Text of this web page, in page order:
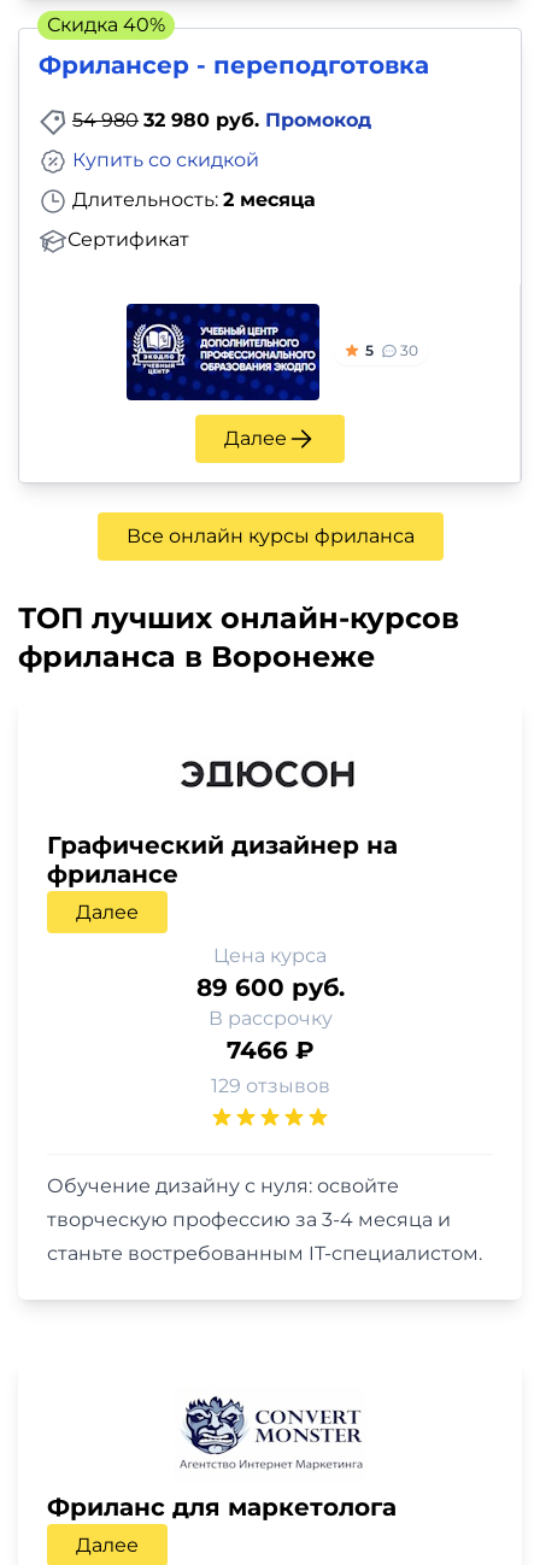
Фрилансер - переподготовка
54 980 32 980 руб. Промокод
Длительность: 2 месяца
Сертификат
Купить со скидкой
5 30
Далее
Скидка 40%
Все онлайн курсы фриланса
ТОП лучших онлайн-курсов
фриланса в Воронеже
Графический дизайнер на
фрилансе
Далее
Цена курса
89 600 руб.
В рассрочку
7466 ₽
129 отзывов
Обучение дизайну с нуля: освойте
творческую профессию за 3-4 месяца и
станьте востребованным IT-специалистом.
Фриланс для маркетолога
Далее